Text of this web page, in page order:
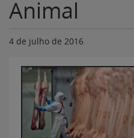
Animal
4 de julho de 2016